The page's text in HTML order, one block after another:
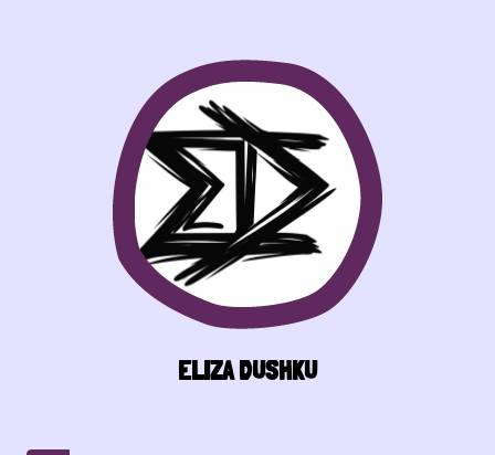
ELIZA DUSHKU
Pagination